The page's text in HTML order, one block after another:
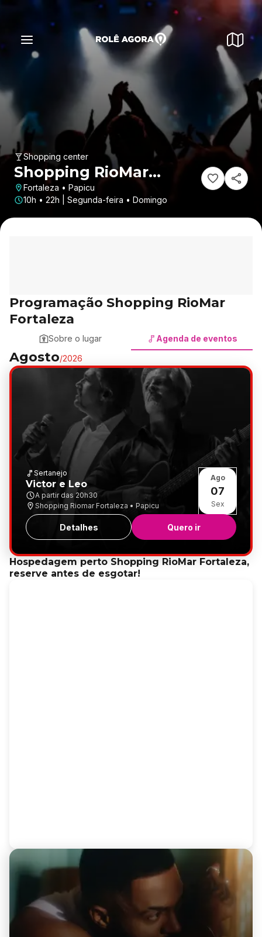
Shopping center
Shopping RioMar
Fortaleza
Fortaleza • Papicu
10h • 22h | Segunda-feira • Domingo
Programação Shopping RioMar
Fortaleza
Sobre o lugar Agenda de eventos
Agosto/2026
Sertanejo
Victor e Leo
A partir das20h30
Shopping Riomar Fortaleza • Papicu
Ago
07
Sex
Detalhes Quero ir
Hospedagem perto Shopping RioMar Fortaleza,
reserve antes de esgotar!